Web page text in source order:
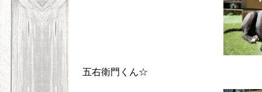
五右衛門くん☆